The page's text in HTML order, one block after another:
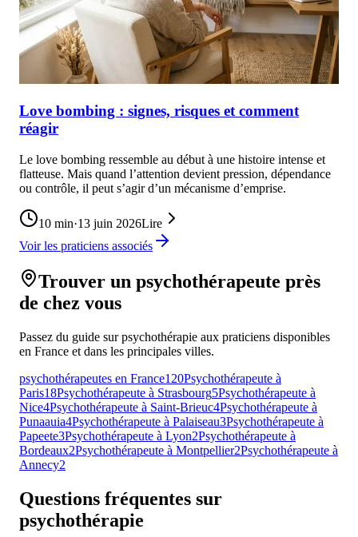
Love bombing : signes, risques et comment
réagir
Le love bombing ressemble au début à une histoire intense et
flatteuse. Mais quand l’attention devient pression, dépendance
ou contrôle, il peut s’agir d’un mécanisme d’emprise.
10 min·13 juin 2026Lire
Voir les praticiens associés
Trouver un psychothérapeute près
de chez vous
Passez du guide sur psychothérapie aux praticiens disponibles
en France et dans les principales villes.
psychothérapeutes en France120Psychothérapeute à
Paris18Psychothérapeute à Strasbourg5Psychothérapeute à
Nice4Psychothérapeute à Saint-Brieuc4Psychothérapeute à
Punaauia4Psychothérapeute à Palaiseau3Psychothérapeute à
Papeete3Psychothérapeute à Lyon2Psychothérapeute à
Bordeaux2Psychothérapeute à Montpellier2Psychothérapeute à
Annecy2
Questions fréquentes sur
psychothérapie